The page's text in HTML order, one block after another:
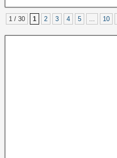
1 / 30 1 2 3 4 5 ... 10